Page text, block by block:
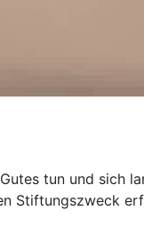
tun und sich
Stiftungszweck